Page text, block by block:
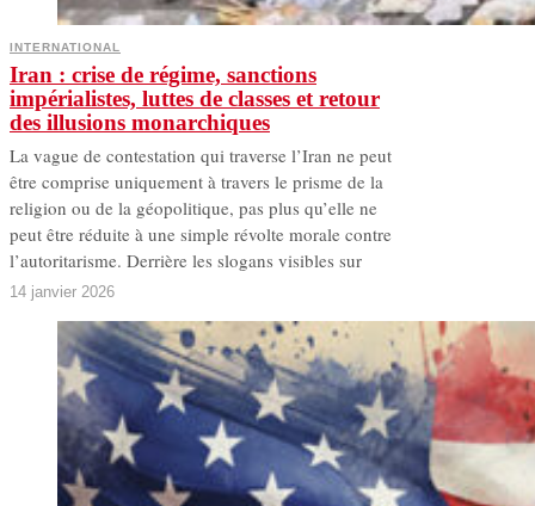
INTERNATIONAL
Iran : crise de régime, sanctions
impérialistes, luttes de classes et retour
des illusions monarchiques
La vague de contestation qui traverse l’Iran ne peut
être comprise uniquement à travers le prisme de la
religion ou de la géopolitique, pas plus qu’elle ne
peut être réduite à une simple révolte morale contre
l’autoritarisme. Derrière les slogans visibles sur
14 janvier 2026